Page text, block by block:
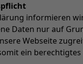
informieren
Daten nur auf
Webseite
ein berechtigtes